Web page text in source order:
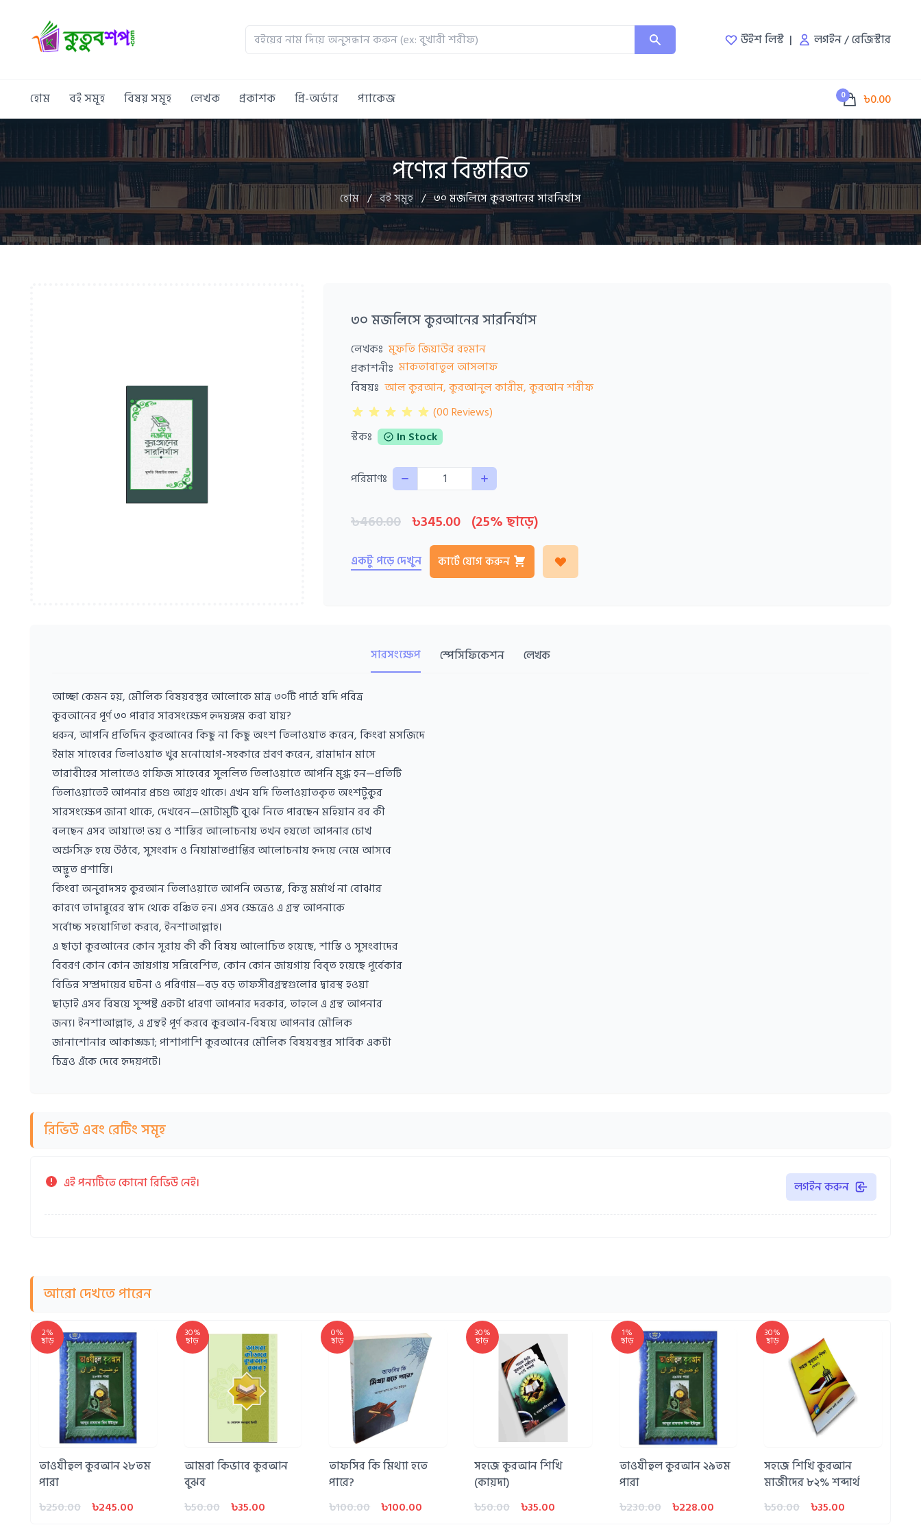
উইশ লিস্ট লগইন/রেজিস্টার
হোম বই সমূহ বিষয় সমূহ লেখক প্রকাশক প্রি-অর্ডার প্যাকেজ 0 ৳0.00
পণ্যের বিস্তারিত
হোম / বই সমূহ / ৩০ মজলিসে কুরআনের সারনির্যাস
৩০ মজলিসে কুরআনের সারনির্যাস
লেখকঃ মুফতি জিয়াউর রহমান
প্রকাশনীঃ মাকতাবাতুল আসলাফ
বিষয়ঃ আল কুরআন, কুরআনুল কারীম, কুরআন শরীফ
(00 Reviews)
স্টকঃ
In Stock
পরিমাণঃ Quantity
৳460.00 ৳345.00 (25% ছাড়ে)
একটু পড়ে দেখুন কার্টে যোগ করুন
সারসংক্ষেপ স্পেসিফিকেশন লেখক
আচ্ছা কেমন হয়, মৌলিক বিষয়বস্তুর আলোকে মাত্র ৩০টি পাঠে যদি পবিত্র
কুরআনের পূর্ণ ৩০ পারার সারসংক্ষেপ হৃদয়ঙ্গম করা যায়?
ধরুন, আপনি প্রতিদিন কুরআনের কিছু না কিছু অংশ তিলাওয়াত করেন, কিংবা মসজিদে
ইমাম সাহেবের তিলাওয়াত খুব মনোযোগ-সহকারে শ্রবণ করেন, রামাদান মাসে
তারাবীহের সালাতেও হাফিজ সাহেবের সুললিত তিলাওয়াতে আপনি মুগ্ধ হন—প্রতিটি
তিলাওয়াতেই আপনার প্রচণ্ড আগ্রহ থাকে। এখন যদি তিলাওয়াতকৃত অংশটুকুর
সারসংক্ষেপ জানা থাকে, দেখবেন—মোটামুটি বুঝে নিতে পারছেন মহিয়ান রব কী
বলছেন এসব আয়াতে! ভয় ও শাস্তির আলোচনায় তখন হয়তো আপনার চোখ
অশ্রুসিক্ত হয়ে উঠবে, সুসংবাদ ও নিয়ামাতপ্রাপ্তির আলোচনায় হৃদয়ে নেমে আসবে
অদ্ভুত প্রশান্তি।
কিংবা অনুবাদসহ কুরআন তিলাওয়াতে আপনি অভ্যস্ত, কিন্তু মর্মার্থ না বোঝার
কারণে তাদাব্বুরের স্বাদ থেকে বঞ্চিত হন। এসব ক্ষেত্রেও এ গ্রন্থ আপনাকে
সর্বোচ্চ সহযোগিতা করবে, ইনশাআল্লাহ।
এ ছাড়া কুরআনের কোন সূরায় কী কী বিষয় আলোচিত হয়েছে, শাস্তি ও সুসংবাদের
বিবরণ কোন কোন জায়গায় সন্নিবেশিত, কোন কোন জায়গায় বিবৃত হয়েছে পূর্বেকার
বিভিন্ন সম্প্রদায়ের ঘটনা ও পরিণাম—বড় বড় তাফসীরগ্রন্থগুলোর দ্বারস্থ হওয়া
ছাড়াই এসব বিষয়ে সুস্পষ্ট একটা ধারণা আপনার দরকার, তাহলে এ গ্রন্থ আপনার
জন্য। ইনশাআল্লাহ, এ গ্রন্থই পূর্ণ করবে কুরআন-বিষয়ে আপনার মৌলিক
জানাশোনার আকাঙ্ক্ষা; পাশাপাশি কুরআনের মৌলিক বিষয়বস্তুর সার্বিক একটা
চিত্রও এঁকে দেবে হৃদয়পটে।
রিভিউ এবং রেটিং সমূহ
এই পন্যটিতে কোনো রিভিউ নেই। লগইন করুন
আরো দেখতে পারেন
2%
ছাড়
তাওযীহুল কুরআন ২৮তম
পারা
৳250.00
৳245.00
30%
ছাড়
আমরা কিভাবে কুরআন
বুঝব
৳50.00
৳35.00
0%
ছাড়
তাফসির কি মিথ্যা হতে
পারে?
৳100.00
৳100.00
30%
ছাড়
সহজে কুরআন শিখি
(কায়দা)
৳50.00
৳35.00
1%
ছাড়
তাওযীহুল কুরআন ২৯তম
পারা
৳230.00
৳228.00
30%
ছাড়
সহজে শিখি কুরআন
মাজীদের ৮২% শব্দার্থ
৳50.00
৳35.00